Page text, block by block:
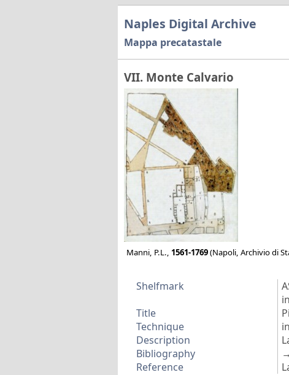
Naples Digital Archive
Mappa precatastale
VII. Monte Calvario
Manni, P.L., 1561-1769(Napoli, Archivio di
Shelfmark
Title
Technique
Description
Bibliography
→
Reference